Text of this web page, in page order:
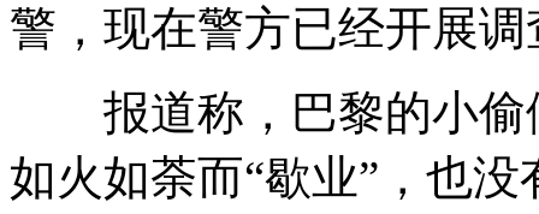
警，现在警方已经开展调
报道称，巴黎的小偷
如火如荼而“歇业”，也